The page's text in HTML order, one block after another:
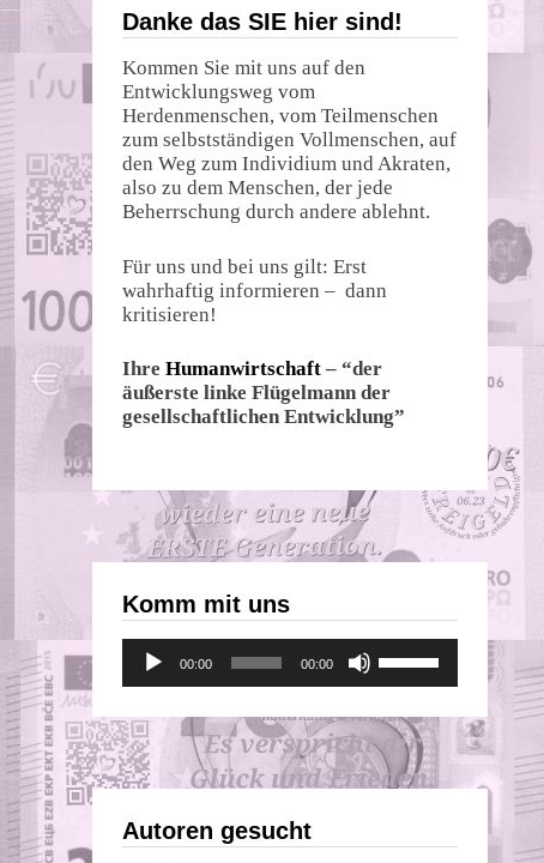
Danke das SIE hier sind!
Kommen Sie mit uns auf den
Entwicklungsweg vom
Herdenmenschen, vom Teilmenschen
zum selbstständigen Vollmenschen, auf
den Weg zum Individium und Akraten,
also zu dem Menschen, der jede
Beherrschung durch andere ablehnt.
Für uns und bei uns gilt: Erst
wahrhaftig informieren – dann
kritisieren!
Ihre Humanwirtschaft – “der
äußerste linke Flügelmann der
gesellschaftlichen Entwicklung”
Komm mit uns
Audio-
Player
00:00 00:00
Hoch/Runter
um
die
Lautstärke
zu
Autoren gesucht